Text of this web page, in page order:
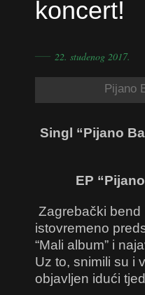
koncert!
― 22. studenog 2017.
Pijano
Singl “Pijano
EP
Zagrebački bend
istovremeno
“Mali album” i
Uz to, snimili su i
objavljen idući